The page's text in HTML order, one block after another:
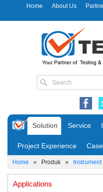
Home About Us
Solution Service
Project Experience
Home » Produk »
Applications